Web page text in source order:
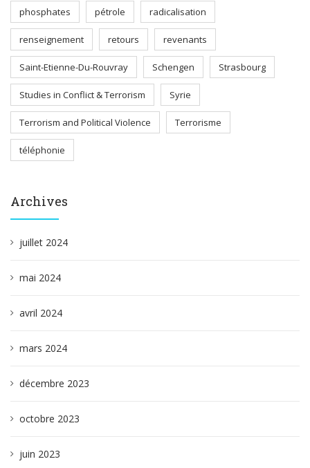
phosphates pétrole radicalisation
renseignement retours revenants
Saint-Etienne-Du-Rouvray Schengen Strasbourg
Studies in Conflict & Terrorism Syrie
Terrorism and Political Violence Terrorisme
téléphonie
Archives
juillet 2024
mai 2024
avril 2024
mars 2024
décembre 2023
octobre 2023
juin 2023